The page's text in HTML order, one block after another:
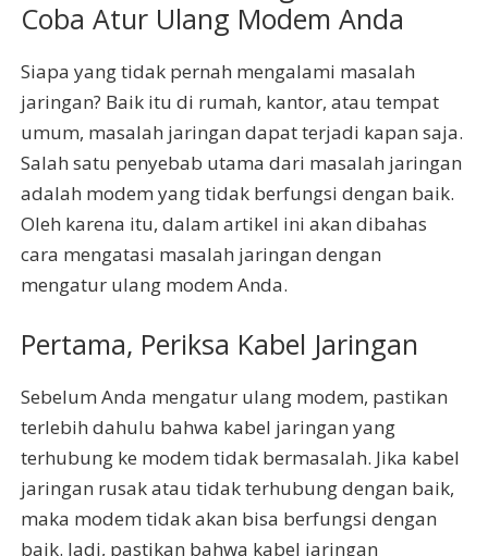
Coba Atur Ulang Modem Anda
Siapa yang tidak pernah mengalami masalah
jaringan? Baik itu di rumah, kantor, atau tempat
umum, masalah jaringan dapat terjadi kapan saja.
Salah satu penyebab utama dari masalah jaringan
adalah modem yang tidak berfungsi dengan baik.
Oleh karena itu, dalam artikel ini akan dibahas
cara mengatasi masalah jaringan dengan
mengatur ulang modem Anda.
Pertama, Periksa Kabel Jaringan
Sebelum Anda mengatur ulang modem, pastikan
terlebih dahulu bahwa kabel jaringan yang
terhubung ke modem tidak bermasalah. Jika kabel
jaringan rusak atau tidak terhubung dengan baik,
maka modem tidak akan bisa berfungsi dengan
baik. Jadi, pastikan bahwa kabel jaringan